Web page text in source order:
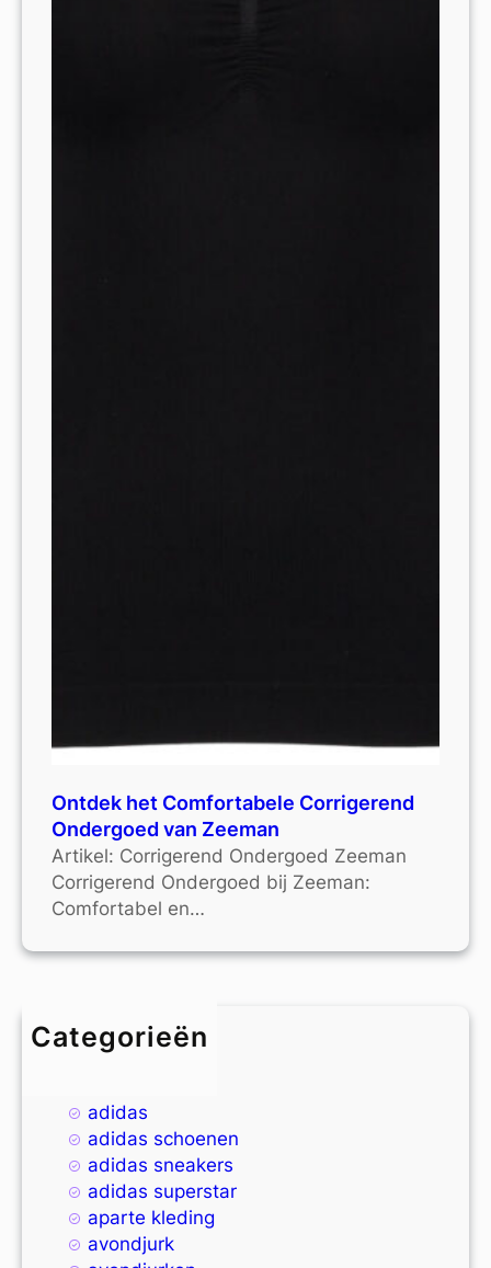
Ontdek het Comfortabele Corrigerend
Ondergoed van Zeeman
Artikel: Corrigerend Ondergoed Zeeman
Corrigerend Ondergoed bij Zeeman:
Comfortabel en…
Categorieën
4xl
adidas
adidas schoenen
adidas sneakers
adidas superstar
aparte kleding
avondjurk